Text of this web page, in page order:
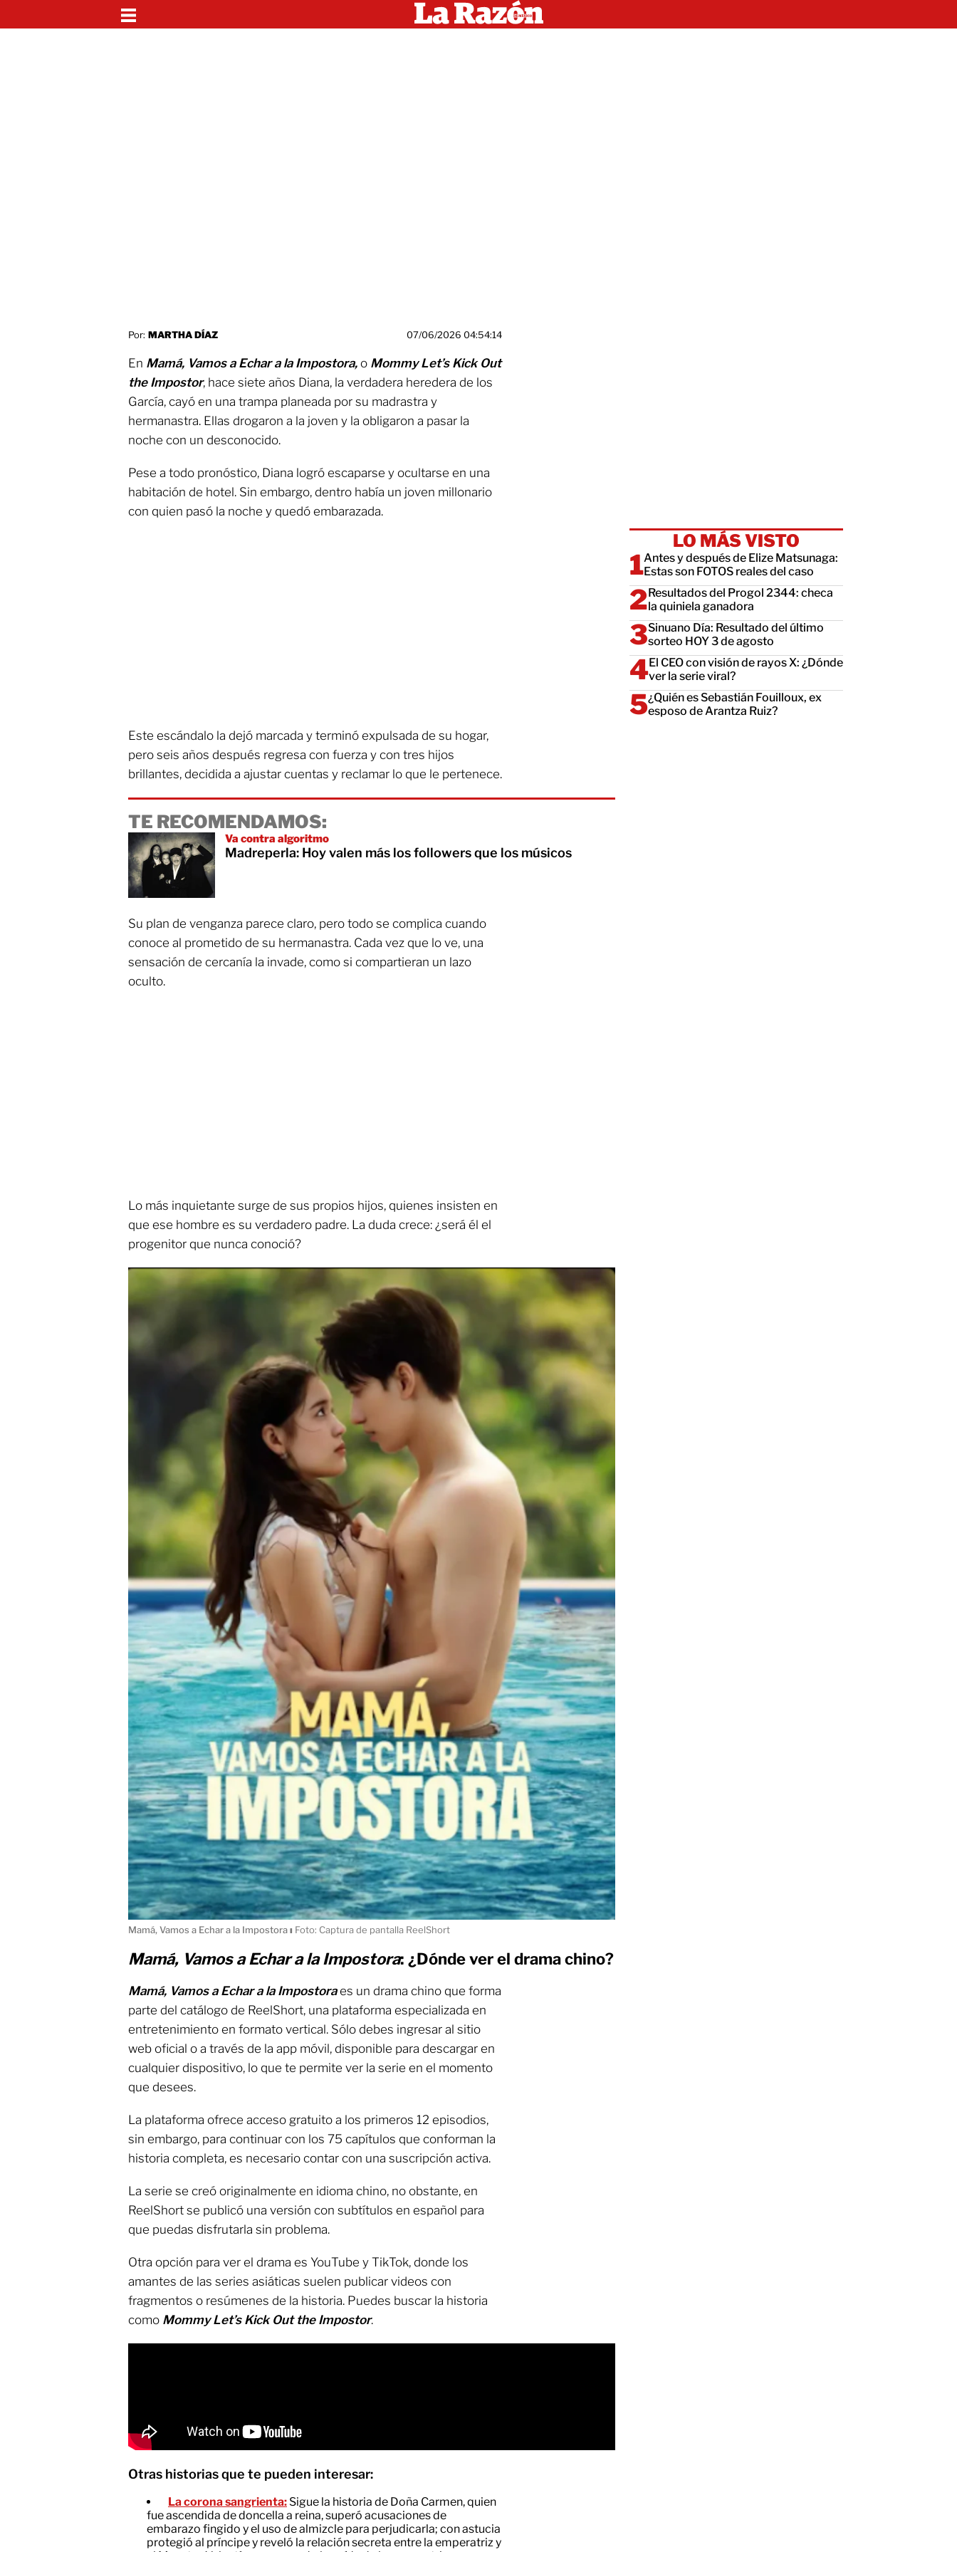
Por: MARTHA DÍAZ 07/06/2026 04:54:14
En Mamá, Vamos a Echar a la Impostora, o Mommy Let’s Kick Out
the Impostor, hace siete años Diana, la verdadera heredera de los
García, cayó en una trampa planeada por su madrastra y
hermanastra. Ellas drogaron a la joven y la obligaron a pasar la
noche con un desconocido.
Pese a todo pronóstico, Diana logró escaparse y ocultarse en una
habitación de hotel. Sin embargo, dentro había un joven millonario
con quien pasó la noche y quedó embarazada.
Este escándalo la dejó marcada y terminó expulsada de su hogar,
pero seis años después regresa con fuerza y con tres hijos
brillantes, decidida a ajustar cuentas y reclamar lo que le pertenece.
TE RECOMENDAMOS:
Va contra algoritmo
Madreperla: Hoy valen más los followers que los músicos
Su plan de venganza parece claro, pero todo se complica cuando
conoce al prometido de su hermanastra. Cada vez que lo ve, una
sensación de cercanía la invade, como si compartieran un lazo
oculto.
Lo más inquietante surge de sus propios hijos, quienes insisten en
que ese hombre es su verdadero padre. La duda crece: ¿será él el
progenitor que nunca conoció?
Mamá, Vamos a Echar a la Impostoraı Foto: Captura de pantalla ReelShort
Mamá, Vamos a Echar a la Impostora: ¿Dónde ver el drama chino?
Mamá, Vamos a Echar a la Impostoraes un drama chino que forma
parte del catálogo de ReelShort, una plataforma especializada en
entretenimiento en formato vertical. Sólo debes ingresar al sitio
web oficial o a través de la app móvil, disponible para descargar en
cualquier dispositivo, lo que te permite ver la serie en el momento
que desees.
La plataforma ofrece acceso gratuito a los primeros 12 episodios,
sin embargo, para continuar con los 75 capítulos que conforman la
historia completa, es necesario contar con una suscripción activa.
La serie se creó originalmente en idioma chino, no obstante, en
ReelShort se publicó una versión con subtítulos en español para
que puedas disfrutarla sin problema.
Otra opción para ver el drama es YouTube y TikTok, donde los
amantes de las series asiáticas suelen publicar videos con
fragmentos o resúmenes de la historia. Puedes buscar la historia
como Mommy Let’s Kick Out the Impostor.
Otras historias que te pueden interesar:
La corona sangrienta: Sigue la historia de Doña Carmen, quien
fue ascendida de doncella a reina, superó acusaciones de
embarazo fingido y el uso de almizcle para perjudicarla; con astucia
protegió al príncipe y reveló la relación secreta entre la emperatriz y
LO MÁS VISTO
Antes y después de Elize Matsunaga:
Estas son FOTOS reales del caso
Resultados del Progol 2344: checa
la quiniela ganadora
Sinuano Día: Resultado del último
sorteo HOY 3 de agosto
El CEO con visión de rayos X: ¿Dónde
ver la serie viral?
¿Quién es Sebastián Fouilloux, ex
esposo de Arantza Ruiz?